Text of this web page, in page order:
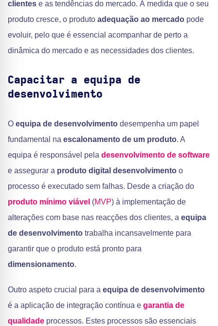
clientes e as tendências do mercado. À medida que o seu
produto cresce, o produto adequação ao mercado pode
evoluir, pelo que é essencial acompanhar de perto a
dinâmica do mercado e as necessidades dos clientes.
Capacitar a equipa de
desenvolvimento
O equipa de desenvolvimento desempenha um papel
fundamental na escalonamento de um produto. A
equipa é responsável pela desenvolvimento de software
e assegurar a produto digital desenvolvimento o
processo é executado sem falhas. Desde a criação do
produto mínimo viável (MVP) à implementação de
alterações com base nas reacções dos clientes, a equipa
de desenvolvimento trabalha incansavelmente para
garantir que o produto está pronto para
dimensionamento.
Outro aspeto crucial para a equipa de desenvolvimento
é a aplicação de integração contínua e garantia de
qualidade processos. Estes processos são essenciais